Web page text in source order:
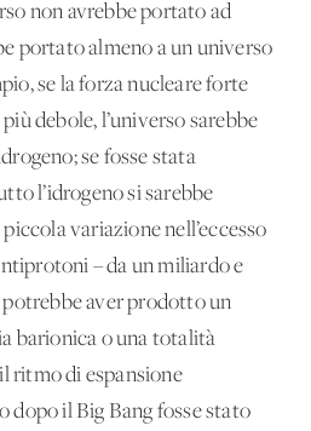
non avrebbe portato ad
portato almeno a un universo
se la forza nucleare forte
debole, l’universo sarebbe
se fosse stata
l’idrogeno si sarebbe
variazione nell’eccesso
– da un miliardo e
aver prodotto un
barionica o una totalità
ritmo di espansione
dopo il Big Bang fosse stato